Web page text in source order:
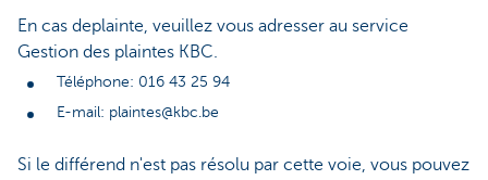
En cas deplainte, veuillez vous adresser au service
Gestion des plaintes KBC.
Téléphone: 016 43 25 94
E-mail: plaintes@kbc.be
Si le différend n'est pas résolu par cette voie, vous pouvez